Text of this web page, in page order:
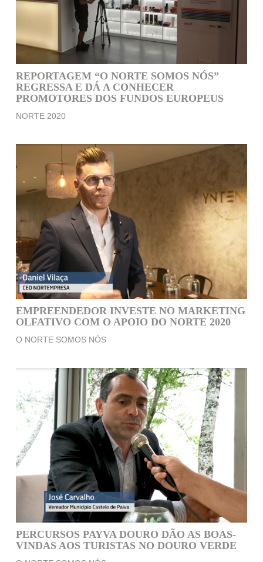
REPORTAGEM “O NORTE SOMOS NÓS”
REGRESSA E DÁ A CONHECER
PROMOTORES DOS FUNDOS EUROPEUS
NORTE 2020
EMPREENDEDOR INVESTE NO MARKETING
OLFATIVO COM O APOIO DO NORTE 2020
O NORTE SOMOS NÓS
PERCURSOS PAYVA DOURO DÃO AS BOAS-
VINDAS AOS TURISTAS NO DOURO VERDE